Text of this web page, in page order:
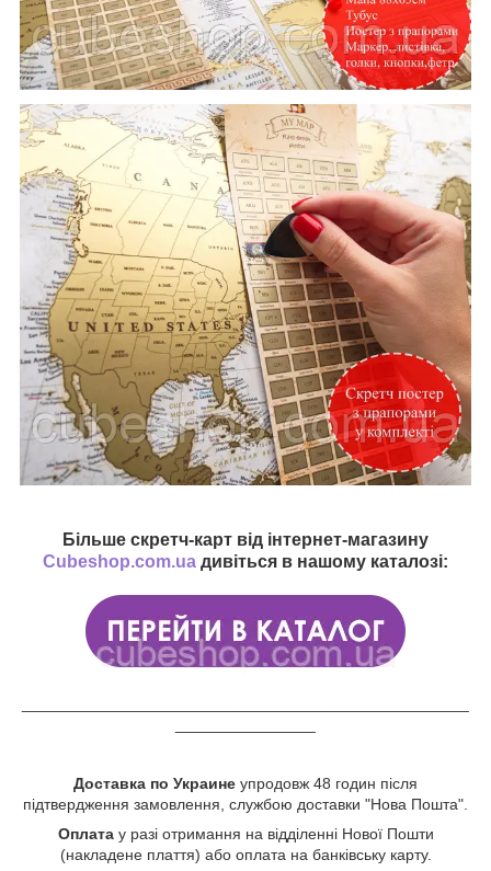
Більше скретч-карт від інтернет-магазину
Cubeshop.com.ua дивіться в нашому каталозі:
Доставка по Украине упродовж 48 годин після
підтвердження замовлення, службою доставки "Нова Пошта".
Оплата у разі отримання на відділенні Нової Пошти
(накладене плаття) або оплата на банківську карту.